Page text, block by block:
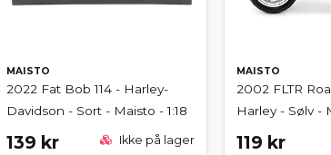
MAISTO
2022 Fat Bob 114 - Harley-
Davidson - Sort - Maisto - 1:18
139 kr Ikke på lager
MAISTO
2002 FLTR
Harley - Sølv -
119 kr